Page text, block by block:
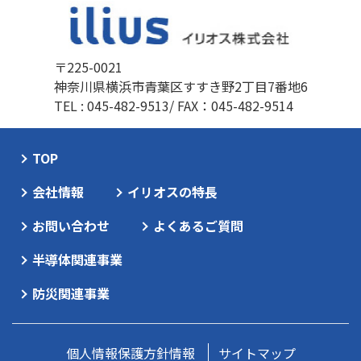
〒225-0021
神奈川県横浜市青葉区すすき野2丁目7番地6
TEL : 045-482-9513/ FAX：045-482-9514
TOP
会社情報
イリオスの特長
お問い合わせ
よくあるご質問
半導体関連事業
防災関連事業
個人情報保護方針情報 サイトマップ